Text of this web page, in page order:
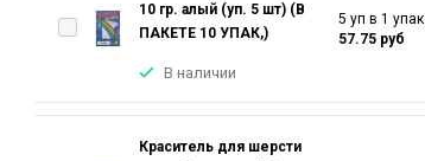
10 гр. алый (уп. 5 шт) (В
ПАКЕТЕ 10 УПАК,)
В наличии
5 уп в 1 упак
57.75 руб
Краситель для шерсти